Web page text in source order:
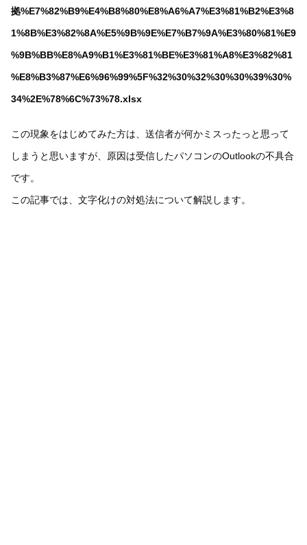
拠%E7%82%B9%E4%B8%80%E8%A6%A7%E3%81%B2%E3%8
1%8B%E3%82%8A%E5%9B%9E%E7%B7%9A%E3%80%81%E9
%9B%BB%E8%A9%B1%E3%81%BE%E3%81%A8%E3%82%81
%E8%B3%87%E6%96%99%5F%32%30%32%30%30%39%30%
34%2E%78%6C%73%78.xlsx
この現象をはじめてみた方は、送信者が何かミスったっと思って
しまうと思いますが、原因は受信したパソコンのOutlookの不具合
です。
この記事では、文字化けの対処法について解説します。